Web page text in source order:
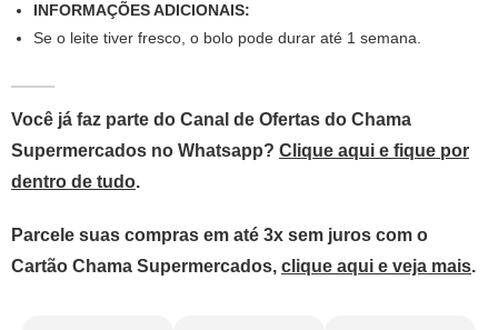
INFORMAÇÕES ADICIONAIS:
Se o leite tiver fresco, o bolo pode durar até 1 semana.
Você já faz parte do Canal de Ofertas do Chama
Supermercados no Whatsapp? Clique aqui e fique por
dentro de tudo.
Parcele suas compras em até 3x sem juros com o
Cartão Chama Supermercados, clique aqui e veja mais.